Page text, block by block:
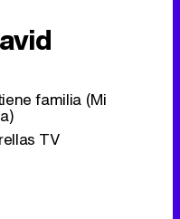
familia (Mi
TV